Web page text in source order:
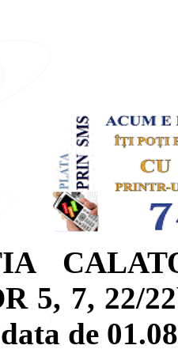
5, 7, 22/
de